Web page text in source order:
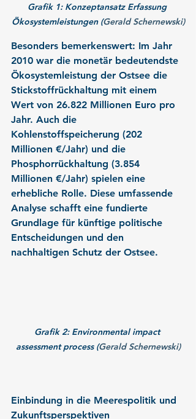
Grafik 1: Konzeptansatz Erfassung
Ökosystemleistungen (Gerald Schernewski)
Besonders bemerkenswert: Im Jahr
2010 war die monetär bedeutendste
Ökosystemleistung der Ostsee die
Stickstoffrückhaltung mit einem
Wert von 26.822 Millionen Euro pro
Jahr. Auch die
Kohlenstoffspeicherung (202
Millionen €/Jahr) und die
Phosphorrückhaltung (3.854
Millionen €/Jahr) spielen eine
erhebliche Rolle. Diese umfassende
Analyse schafft eine fundierte
Grundlage für künftige politische
Entscheidungen und den
nachhaltigen Schutz der Ostsee.
Grafik 2: Environmental impact
assessment process (Gerald Schernewski)
Einbindung in die Meerespolitik und
Zukunftsperspektiven